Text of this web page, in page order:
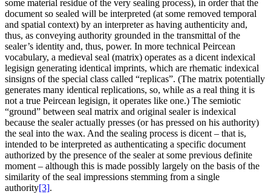
some material residue of the very sealing process), in order that the
document so sealed will be interpreted (at some removed temporal
and spatial context) by an interpreter as having authenticity and,
thus, as conveying authority grounded in the transmittal of the
sealer’s identity and, thus, power. In more technical Peircean
vocabulary, a medieval seal (matrix) operates as a dicent indexical
legisign generating identical imprints, which are rhematic indexical
sinsigns of the special class called “replicas”. (The matrix potentially
generates many identical replications, so, while as a real thing it is
not a true Peircean legisign, it operates like one.) The semiotic
“ground” between seal matrix and original sealer is indexical
because the sealer actually presses (or has pressed on his authority)
the seal into the wax. And the sealing process is dicent – that is,
intended to be interpreted as authenticating a specific document
authorized by the presence of the sealer at some previous definite
moment – although this is made possibly largely on the basis of the
similarity of the seal impressions stemming from a single
authority[3].